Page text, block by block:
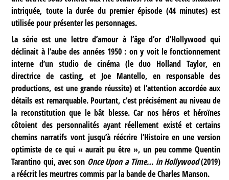
intriquée, toute la durée du premier épisode (44 minutes) est
utilisée pour présenter les personnages.
La série est une lettre d’amour à l’âge d’or d’Hollywood qui
déclinait à l’aube des années 1950 : on y voit le fonctionnement
interne d’un studio de cinéma (le duo Holland Taylor, en
directrice de casting, et Joe Mantello, en responsable des
productions, est une grande réussite) et l’attention accordée aux
détails est remarquable. Pourtant, c’est précisément au niveau de
la reconstitution que le bât blesse. Car nos héros et héroïnes
côtoient des personnalités ayant réellement existé et certains
chemins narratifs vont jusqu’à réécrire l’Histoire en une version
optimiste de ce qui « aurait pu être », un peu comme Quentin
Tarantino qui, avec son Once Upon a Time… in Hollywood(2019)
a réécrit les meurtres commis par la bande de Charles Manson.